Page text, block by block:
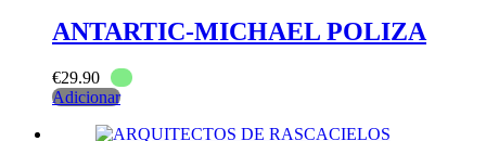
ANTARTIC-MICHAEL POLIZA
€29.90
Adicionar